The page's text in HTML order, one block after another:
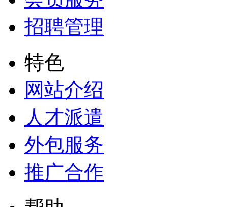
招聘管理
特色
网站介绍
人才派遣
外包服务
推广合作